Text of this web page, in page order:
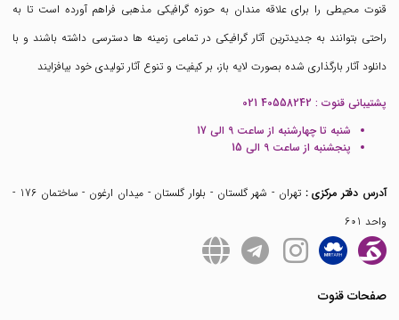
قنوت محیطی را برای علاقه مندان به حوزه گرافیکی مذهبی فراهم آورده است تا به
راحتی بتوانند به جدیدترین آثار گرافیکی در تمامی زمینه ها دسترسی داشته باشند و با
دانلود آثار بارگذاری شده بصورت لایه باز، بر کیفیت و تنوع آثار تولیدی خود بیافزایند
پشتیبانی قنوت : 021 40558242
شنبه تا چهارشنبه از ساعت 9 الی 17
پنجشنبه از ساعت 9 الی 15
آدرس دفتر مرکزی :
تهران - شهر گلستان - بلوار گلستان - میدان ارغون - ساختمان 176 -
واحد 601
صفحات قنوت